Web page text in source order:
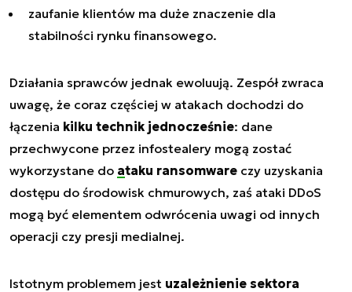
zaufanie klientów ma duże znaczenie dla
stabilności rynku finansowego.
Działania sprawców jednak ewoluują. Zespół zwraca
uwagę, że coraz częściej w atakach dochodzi do
łączenia kilku technik jednocześnie: dane
przechwycone przez infostealery mogą zostać
wykorzystane do ataku ransomware czy uzyskania
dostępu do środowisk chmurowych, zaś ataki DDoS
mogą być elementem odwrócenia uwagi od innych
operacji czy presji medialnej.
Istotnym problemem jest uzależnienie sektora